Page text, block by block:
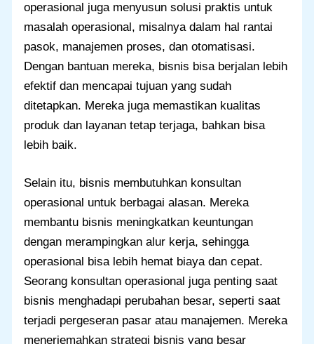
operasional juga menyusun solusi praktis untuk
masalah operasional, misalnya dalam hal rantai
pasok, manajemen proses, dan otomatisasi.
Dengan bantuan mereka, bisnis bisa berjalan lebih
efektif dan mencapai tujuan yang sudah
ditetapkan. Mereka juga memastikan kualitas
produk dan layanan tetap terjaga, bahkan bisa
lebih baik.
Selain itu, bisnis membutuhkan konsultan
operasional untuk berbagai alasan. Mereka
membantu bisnis meningkatkan keuntungan
dengan merampingkan alur kerja, sehingga
operasional bisa lebih hemat biaya dan cepat.
Seorang konsultan operasional juga penting saat
bisnis menghadapi perubahan besar, seperti saat
terjadi pergeseran pasar atau manajemen. Mereka
menerjemahkan strategi bisnis yang besar